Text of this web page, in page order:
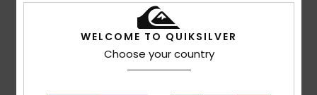
16 juillet 2026
encore un peu trop grand
WELCOME TO QUIKSILVER
Choose your country